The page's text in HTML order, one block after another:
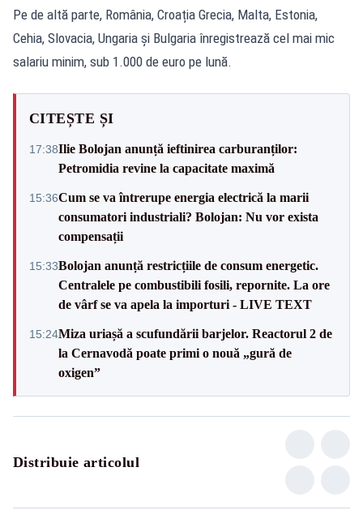
Pe de altă parte, România, Croația Grecia, Malta, Estonia,
Cehia, Slovacia, Ungaria și Bulgaria înregistrează cel mai mic
salariu minim, sub 1.000 de euro pe lună.
CITEȘTE ȘI
17:38Ilie Bolojan anunță ieftinirea carburanților:
Petromidia revine la capacitate maximă
15:36Cum se va întrerupe energia electrică la marii
consumatori industriali? Bolojan: Nu vor exista
compensații
15:33Bolojan anunță restricțiile de consum energetic.
Centralele pe combustibili fosili, repornite. La ore
de vârf se va apela la importuri - LIVE TEXT
15:24Miza uriașă a scufundării barjelor. Reactorul 2 de
la Cernavodă poate primi o nouă „gură de
oxigen”
Distribuie articolul